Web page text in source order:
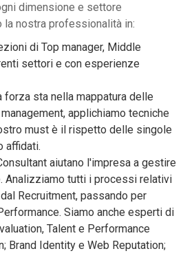
dimensione e settore
nostra professionalità in:
di Top manager, Middle
settori e con esperienze
forza sta nella mappatura delle
applichiamo tecniche
must è il rispetto delle singole
affidati.
aiutano l'impresa a gestire
Analizziamo tutti i processi relativi
Recruitment, passando per
Siamo anche esperti di
Talent e Performance
Brand Identity e Web Reputation;